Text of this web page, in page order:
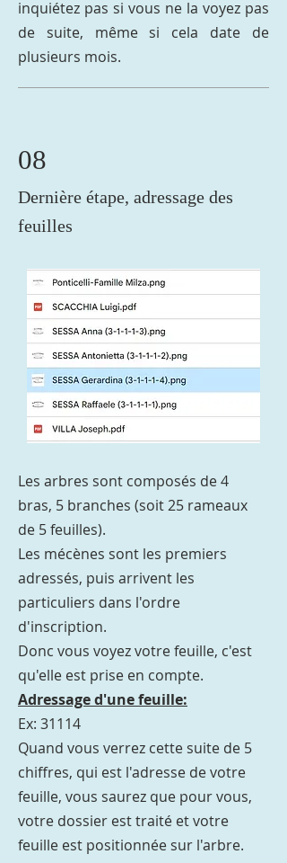
inquiétez pas si vous ne la voyez pas
de suite, même si cela date de
plusieurs mois.
08
Dernière étape, adressage des
feuilles
Les arbres sont composés de 4
bras, 5 branches (soit 25 rameaux
de 5 feuilles).
Les mécènes sont les premiers
adressés, puis arrivent les
particuliers dans l'ordre
d'inscription.
Donc vous voyez votre feuille, c'est
qu'elle est prise en compte.
Adressage d'une feuille:
Ex: 31114
Quand vous verrez cette suite de 5
chiffres, qui est l'adresse de votre
feuille, vous saurez que pour vous,
votre dossier est traité et votre
feuille est positionnée sur l'arbre.